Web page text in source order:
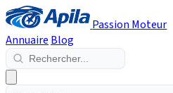
Passion Moteur
Annuaire Blog